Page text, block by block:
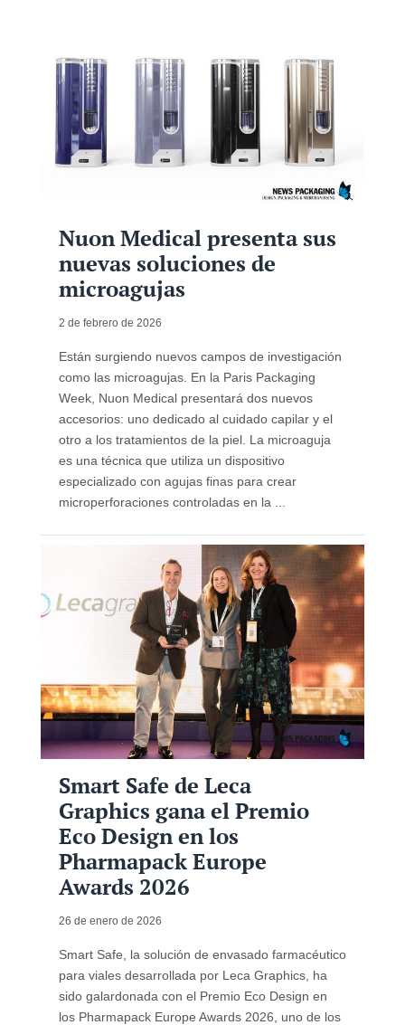
Nuon Medical presenta sus
nuevas soluciones de
microagujas
2 de febrero de 2026
Están surgiendo nuevos campos de investigación
como las microagujas. En la Paris Packaging
Week, Nuon Medical presentará dos nuevos
accesorios: uno dedicado al cuidado capilar y el
otro a los tratamientos de la piel. La microaguja
es una técnica que utiliza un dispositivo
especializado con agujas finas para crear
microperforaciones controladas en la ...
Smart Safe de Leca
Graphics gana el Premio
Eco Design en los
Pharmapack Europe
Awards 2026
26 de enero de 2026
Smart Safe, la solución de envasado farmacéutico
para viales desarrollada por Leca Graphics, ha
sido galardonada con el Premio Eco Design en
los Pharmapack Europe Awards 2026, uno de los